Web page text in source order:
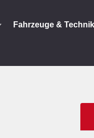
Fahrzeuge & Technik